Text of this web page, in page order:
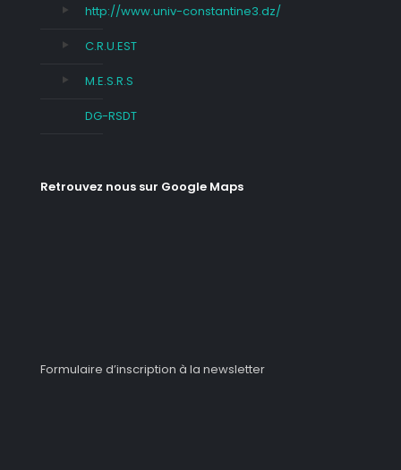
http://www.univ-constantine3.dz/
C.R.U.EST
M.E.S.R.S
DG-RSDT
Retrouvez nous sur Google Maps
Formulaire d’inscription à la newsletter